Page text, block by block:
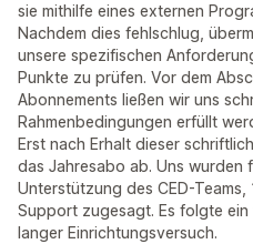
sie mithilfe eines externen
Nachdem dies fehlschlug,
unsere spezifischen
Punkte zu prüfen. Vor dem
Abonnements ließen wir uns
Rahmenbedingungen erfüllt
Erst nach Erhalt dieser
das Jahresabo ab. Uns wurden
Unterstützung des CED-
Support zugesagt. Es folgte
langer Einrichtungsversuch.